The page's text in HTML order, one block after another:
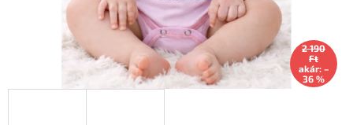
2 190
Ft
akár: –
36 %